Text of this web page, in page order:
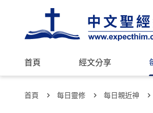
首頁 經文分享
首頁 每日靈修 每日親近神